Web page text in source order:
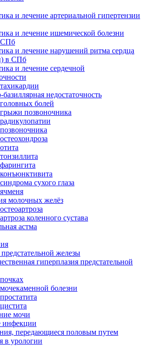
и лечение артериальной гипертензии
и лечение ишемической болезни
СПб
и лечение нарушений ритма сердца
в СПб
и лечение сердечной
базиллярная недостаточность
болей
позвоночника
сухого глаза
молочных желёз
коленного сустава
астма
железы
гиперплазия предстательной
болезни
мочи
передающиеся половым путем
в урологии